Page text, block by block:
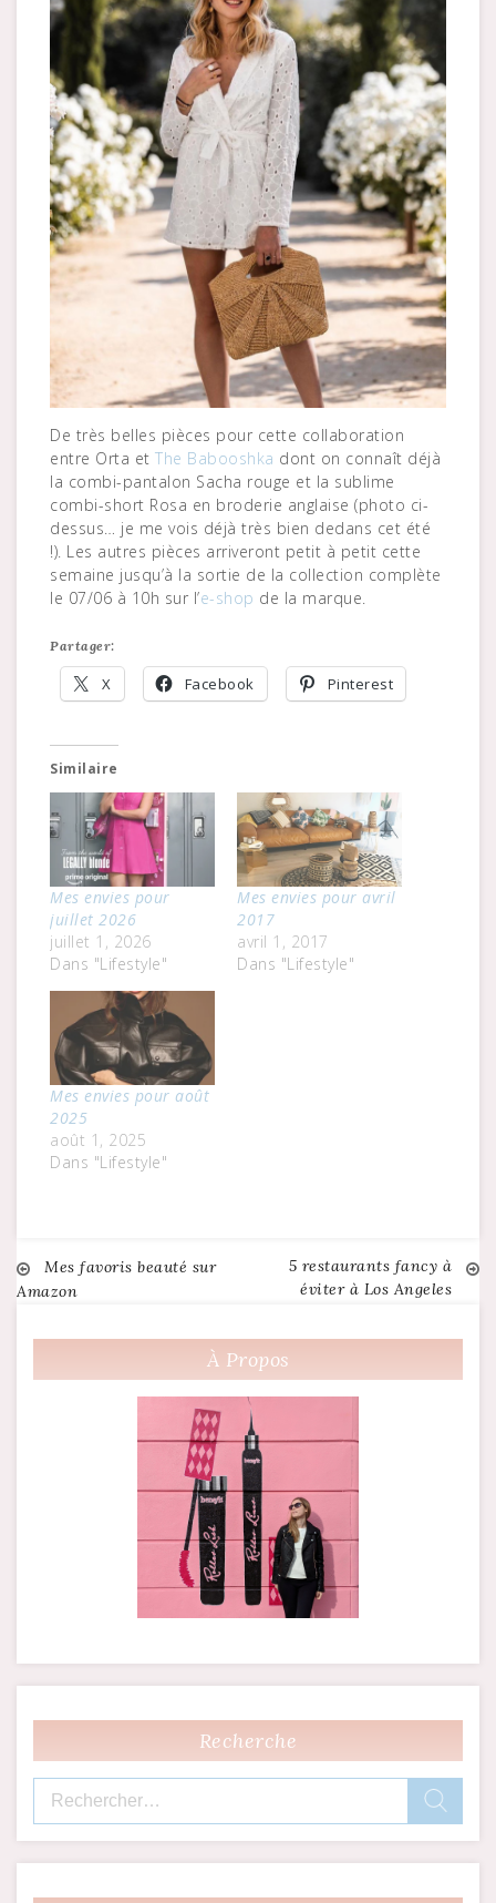
De très belles pièces pour cette collaboration
entre Orta et The Babooshka dont on connaît déjà
la combi-pantalon Sacha rouge et la sublime
combi-short Rosa en broderie anglaise (photo ci-
dessus… je me vois déjà très bien dedans cet été
!). Les autres pièces arriveront petit à petit cette
semaine jusqu’à la sortie de la collection complète
le 07/06 à 10h sur l’e-shop de la marque.
Partager:
X Facebook Pinterest
Similaire
Mes envies pour
juillet 2026
juillet 1, 2026
Dans "Lifestyle"
Mes envies pour avril
2017
avril 1, 2017
Dans "Lifestyle"
Mes envies pour août
2025
août 1, 2025
Dans "Lifestyle"
Navigation
de
l’article
Mes favoris beauté sur
Amazon
5 restaurants fancy à
éviter à Los Angeles
À Propos
Recherche
Rechercher :